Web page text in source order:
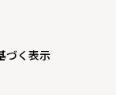
づく表示